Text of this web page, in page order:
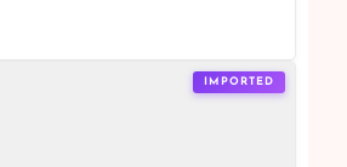
IMPORTED